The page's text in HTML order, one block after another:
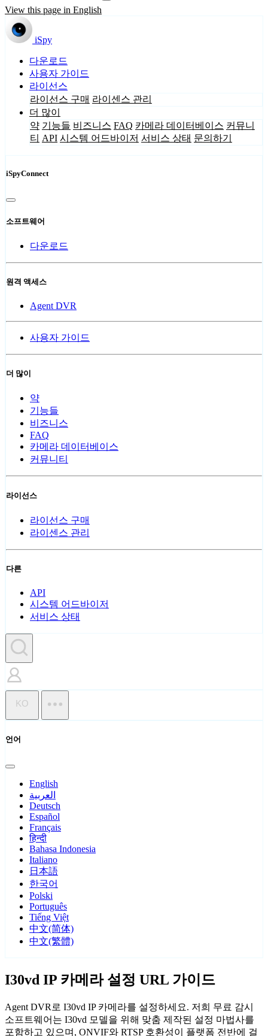
View this page in English
iSpy
다운로드
사용자 가이드
라이선스
라이선스 구매 라이센스 관리
더 많이
약 기능들 비즈니스 FAQ 카메라 데이터베이스 커뮤니
티 API 시스템 어드바이저 서비스 상태 문의하기
iSpyConnect
소프트웨어
다운로드
원격 액세스
Agent DVR
사용자 가이드
더 많이
약
기능들
비즈니스
FAQ
카메라 데이터베이스
커뮤니티
라이선스
라이선스 구매
라이센스 관리
다른
API
시스템 어드바이저
서비스 상태
KO
언어
English
العربية
Deutsch
Español
Français
हिन्दी
Bahasa Indonesia
Italiano
日本語
한국어
Polski
Português
Tiếng Việt
中文(简体)
中文(繁體)
I30vd IP 카메라 설정 URL 가이드
Agent DVR로 I30vd IP 카메라를 설정하세요. 저희 무료 감시
소프트웨어는 I30vd 모델을 위해 맞춤 제작된 설정 마법사를
포함하고 있으며, ONVIF와 RTSP 호환성이 플랫폼 전반에 걸